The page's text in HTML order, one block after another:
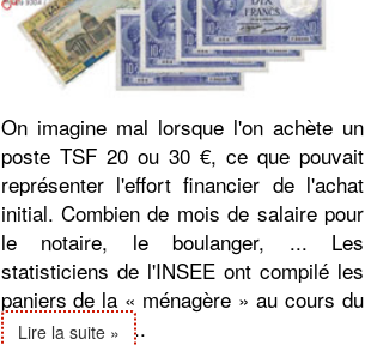
On imagine mal lorsque l'on achète un
poste TSF 20 ou 30 €, ce que pouvait
représenter l'effort financier de l'achat
initial. Combien de mois de salaire pour
le notaire, le boulanger, ... Les
statisticiens de l'INSEE ont compilé les
paniers de la « ménagère » au cours du
siècle dernier ...
Lire la suite »